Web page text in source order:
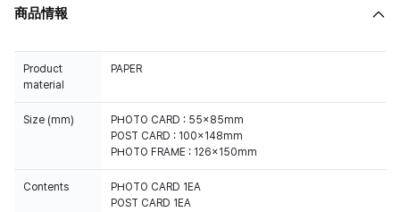
商品情報
Product
material
PAPER
Size (mm)
PHOTO CARD : 55x85mm
POST CARD : 100x148mm
PHOTO FRAME : 126x150mm
Contents
PHOTO CARD 1EA
POST CARD 1EA